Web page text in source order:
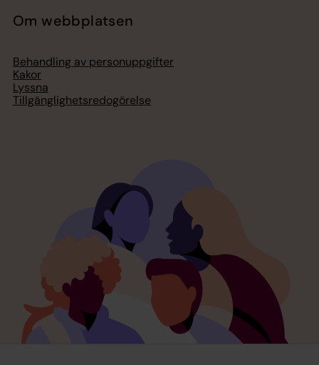
Om webbplatsen
Behandling av personuppgifter
Kakor
Lyssna
Tillgänglighetsredogörelse